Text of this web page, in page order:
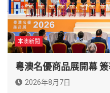
本澳新聞
粵澳名優商品展開幕
2026年8月7日